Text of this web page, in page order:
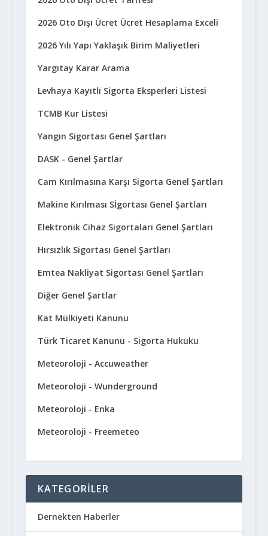
2026 Oto Dışı Ücret Ücret Hesaplama Exceli
2026 Yılı Yapı Yaklaşık Birim Maliyetleri
Yargıtay Karar Arama
Levhaya Kayıtlı Sigorta Eksperleri Listesi
TCMB Kur Listesi
Yangın Sigortası Genel Şartları
DASK - Genel Şartlar
Cam Kırılmasına Karşı Sigorta Genel Şartları
Makine Kırılması Sİgortası Genel Şartları
Elektronik Cihaz Sigortaları Genel Şartları
Hırsızlık Sigortası Genel Şartları
Emtea Nakliyat Sigortası Genel Şartları
Diğer Genel Şartlar
Kat Mülkiyeti Kanunu
Türk Ticaret Kanunu - Sigorta Hukuku
Meteoroloji - Accuweather
Meteoroloji - Wunderground
Meteoroloji - Enka
Meteoroloji - Freemeteo
KATEGORILER
Dernekten Haberler